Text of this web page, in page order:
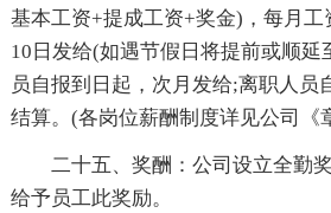
基本工资+提成工资+奖金)，每月工
10日发给(如遇节假日将提前或顺延
员自报到日起，次月发给;离职人员
结算。(各岗位薪酬制度详见公司《
二十五、奖酬：公司设立全勤
给予员工此奖励。